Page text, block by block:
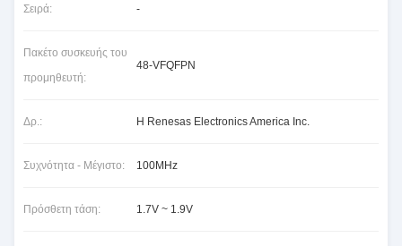
Σειρά: -
Πακέτο συσκευής του
προμηθευτή:
48-VFQFPN
Δρ.: Η Renesas Electronics America Inc.
Συχνότητα - Μέγιστο: 100MHz
Πρόσθετη τάση: 1.7V ~ 1.9V